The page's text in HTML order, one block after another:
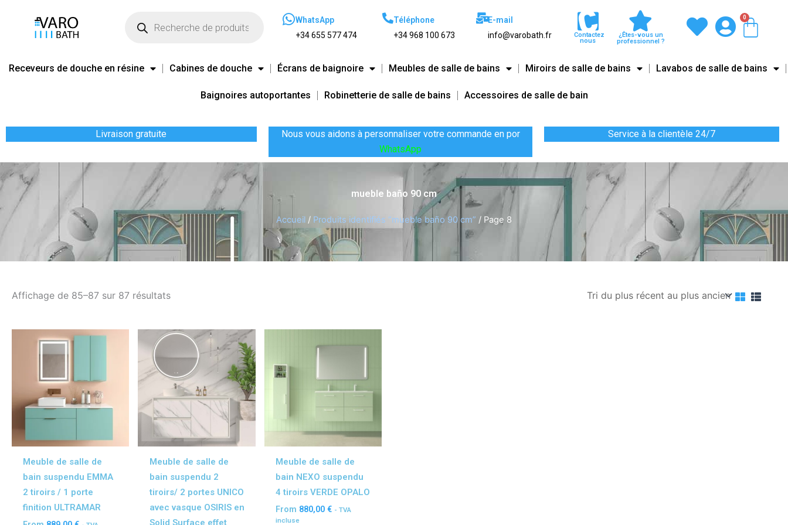
contenu
produits
WhatsApp
+34 655 577 474
Téléphone
+34 968 100 673
E-mail
info@varobath.fr
Contactez
nous
¿Êtes-vous un
professionnel ?
0
Receveurs de douche en résine Cabines de douche Écrans de baignoire Meubles de salle de bains Miroirs de salle de bains Lavabos de salle de bains
Baignoires autoportantes Robinetterie de salle de bains Accessoires de salle de bain
Livraison gratuite
Nous vous aidons à personnaliser votre commande en por
WhatsApp
Service à la clientèle 24/7
mueble baño 90 cm
Accueil / Produits identifiés “mueble baño 90 cm” / Page 8
Affichage de 85–87 sur 87 résultatsdu
au
plus
ancien
Meuble de salle de
bain suspendu EMMA
2 tiroirs / 1 porte
finition ULTRAMAR
produit
plusieurs
variations.
peuvent
choisies
Meuble de salle de
bain suspendu 2
tiroirs/ 2 portes UNICO
avec vasque OSIRIS en
Solid Surface effet
Ce
produit
a
plusieurs
variations.
Les
choisies
la
Meuble de salle de
bain NEXO suspendu
4 tiroirs VERDE OPALO
From 880,00 € - TVA
incluse